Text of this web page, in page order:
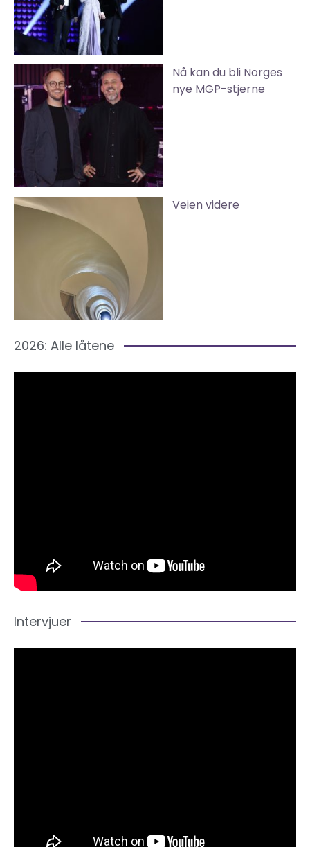
Nå kan du bli Norges
nye MGP-stjerne
Veien videre
2026: Alle låtene
Intervjuer